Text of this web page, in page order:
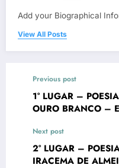
Add your Biographical
View All Posts
Previous post
1° LUGAR –
OURO BRANCO –
Ouro Branco"
Next post
2° LUGAR –
IRACEMA DE